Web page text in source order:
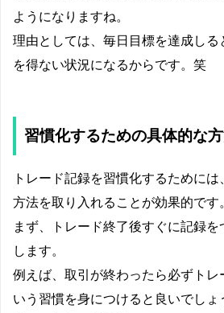
ようになりますね。
理由としては、毎日目標を達成しる
を得ない状況になるからです。笑
習慣化するための具体的な
トレード記録を習慣化するために
方法を取り入れることが効果的です
まず、トレード終了後すぐに記録
します。
例えば、取引が終わったら必ずトレ
いう習慣を身につけると良いでしょ